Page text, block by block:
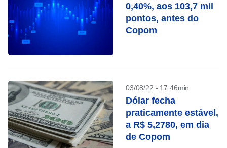
0,40%, aos 103,7 mil
pontos, antes do
Copom
03/08/22 - 17:46min
Dólar fecha
praticamente estável,
a R$ 5,2780, em dia
de Copom